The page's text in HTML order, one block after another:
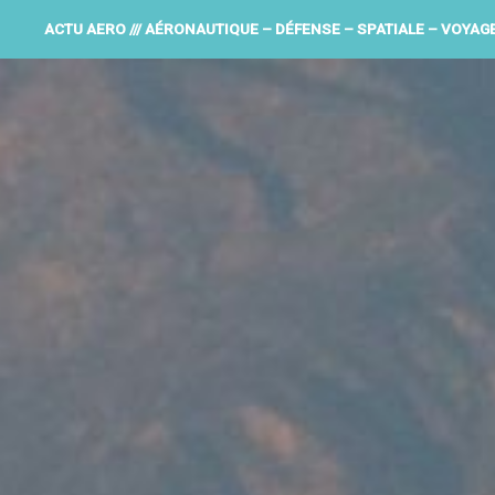
ACTU AERO /// AÉRONAUTIQUE – DÉFENSE – SPATIALE –